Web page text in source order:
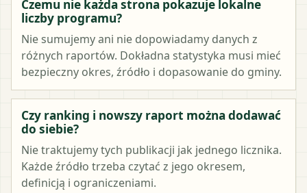
Czemu nie każda strona pokazuje lokalne
liczby programu?
Nie sumujemy ani nie dopowiadamy danych z
różnych raportów. Dokładna statystyka musi mieć
bezpieczny okres, źródło i dopasowanie do gminy.
Czy ranking i nowszy raport można dodawać
do siebie?
Nie traktujemy tych publikacji jak jednego licznika.
Każde źródło trzeba czytać z jego okresem,
definicją i ograniczeniami.